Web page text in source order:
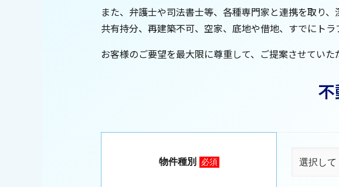
また、弁護士や司法書士等、各種専門家と連携を取り
共有持分、再建築不可、空家、底地や借地、すでにト
お客様のご要望を最大限に尊重して、ご提案させていた
物件種別 必須